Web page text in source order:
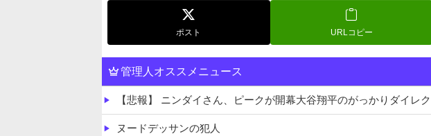
ポスト URLコピー
管理人オススメニュース
【悲報】 ニンダイさん、ピークが開幕大谷翔平のがっかりダイレ
ヌードデッサンの犯人